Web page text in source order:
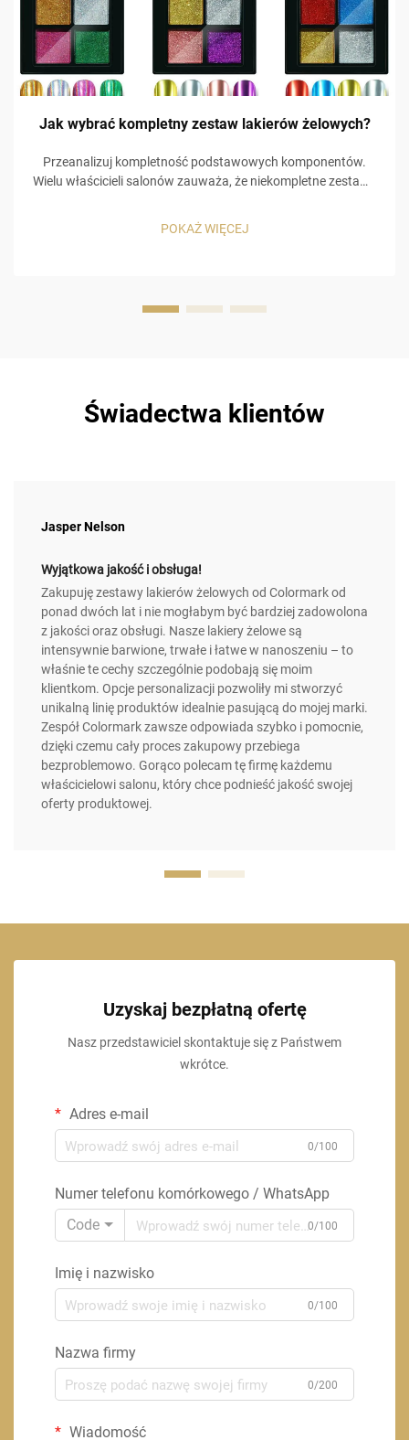
Jak wybrać kompletny zestaw lakierów żelowych?
Przeanalizuj kompletność podstawowych komponentów.
Wielu właścicieli salonów zauważa, że niekompletne zestawy
prowadzi do dodatkowych kosztów. Na przykład
niskojakościowa warstwa bazowa powoduje odpryskiwanie
POKAŻ WIĘCEJ
Świadectwa klientów
Jasper Nelson
Wyjątkowa jakość i obsługa!
Zakupuję zestawy lakierów żelowych od Colormark od
ponad dwóch lat i nie mogłabym być bardziej zadowolona
z jakości oraz obsługi. Nasze lakiery żelowe są
intensywnie barwione, trwałe i łatwe w nanoszeniu – to
właśnie te cechy szczególnie podobają się moim
klientkom. Opcje personalizacji pozwoliły mi stworzyć
unikalną linię produktów idealnie pasującą do mojej marki.
Zespół Colormark zawsze odpowiada szybko i pomocnie,
dzięki czemu cały proces zakupowy przebiega
bezproblemowo. Gorąco polecam tę firmę każdemu
właścicielowi salonu, który chce podnieść jakość swojej
oferty produktowej.
Uzyskaj bezpłatną ofertę
Nasz przedstawiciel skontaktuje się z Państwem
wkrótce.
Adres e-mail
0/100
Numer telefonu komórkowego / WhatsApp
Code
0/100
Imię i nazwisko
0/100
Nazwa firmy
0/200
Wiadomość